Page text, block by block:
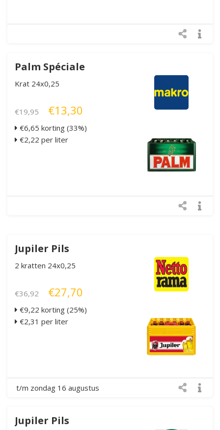
Palm Spéciale
Krat 24x0,25
€19,95 €13,30
€6,65 korting (33%)
€2,22 per liter
Jupiler Pils
2 kratten 24x0,25
€36,92 €27,70
€9,22 korting (25%)
€2,31 per liter
t/m zondag 16 augustus
Jupiler Pils